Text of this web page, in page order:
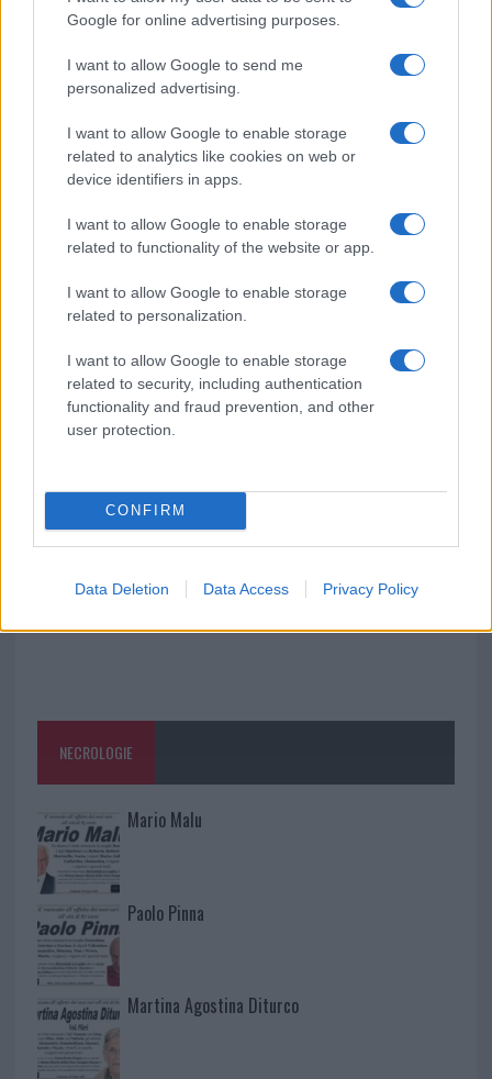
Google for online advertising purposes.
I want to allow Google to send me
personalized advertising.
I want to allow Google to enable storage
related to analytics like cookies on web or
device identifiers in apps.
I want to allow Google to enable storage
related to functionality of the website or app.
I want to allow Google to enable storage
related to personalization.
I want to allow Google to enable storage
related to security, including authentication
functionality and fraud prevention, and other
user protection.
CONFIRM
Data Deletion Data Access Privacy Policy
Salmo finisce in ospedale a Catania, ma il tour
va avanti: “Sicilia, ci sono”
Jovanotti, Gabry Ponte e Alfa: Olbia ombelico del
mondo per una notte
Giorgia Meloni a La Maddalena, la vicesindaco:
“Orgoglio e discrezione per visita privata̶…
Incendio nella notte a Olbia, a fuoco due furgoni
A fuoco un deposito con bombole, intervento dei
NECROLOGIE
Mario Malu
Paolo Pinna
Martina Agostina Diturco